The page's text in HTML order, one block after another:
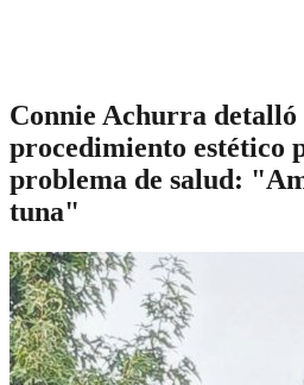
Connie Achurra detalló
procedimiento estético
problema de salud:
tuna"